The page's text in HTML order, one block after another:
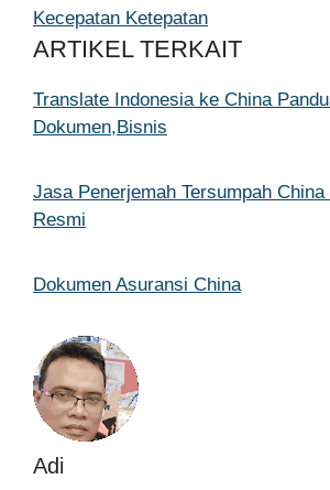
Kecepatan Ketepatan
ARTIKEL TERKAIT
Translate Indonesia ke China
Dokumen,Bisnis
Jasa Penerjemah Tersumpah
Resmi
Dokumen Asuransi China
Adi